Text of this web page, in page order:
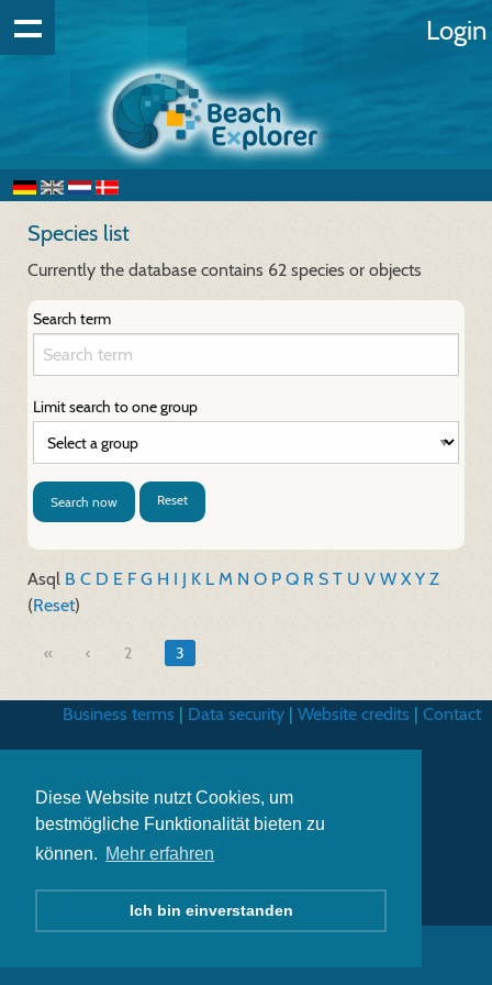
Diese Website nutzt Cookies, um
bestmögliche Funktionalität bieten zu
können. Mehr erfahren
Ich bin einverstanden
Login
Species list
Currently the database contains 62 species or objects
Search term
Limit search to one group
Search now Reset
Asql B C D E FG H I J K L M N O P Q R S T U V W XY Z
(Reset)
« 2 3
Business terms | Data security | Website credits | Contact